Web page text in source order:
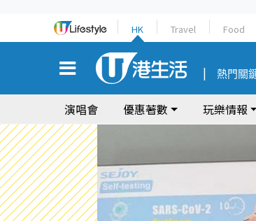
HK Travel Food
熱門關
演唱會 優惠著數 玩樂情報